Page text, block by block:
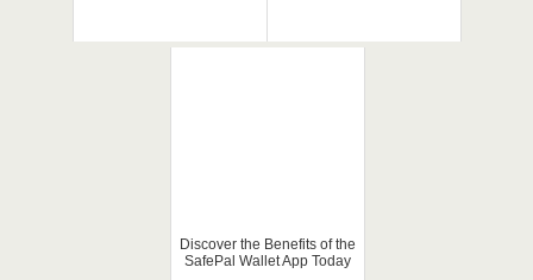
Discover the Benefits of the
SafePal Wallet App Today